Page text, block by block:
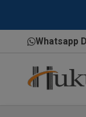
Whatsapp